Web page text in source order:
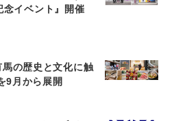
イベント』開催
の歴史と文化に触
9月から展開